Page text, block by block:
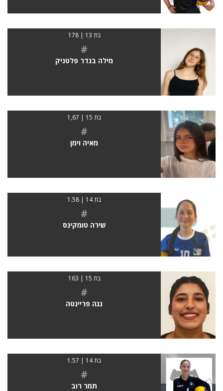
בת 13 | 178
#
מילה בנדר פלטניק
בת 15 | 1,67
#
מאיה וימן
בת 14 | 1.58
#
שירה טומקינס
בת 15 | 163
#
נגה פריינטה
בת 14 | 1.57
#
תמר רוב